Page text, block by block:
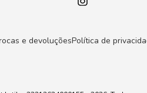
e devoluçõesPolítica de